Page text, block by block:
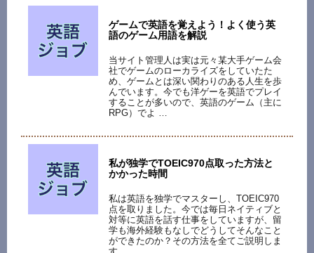
ゲームで英語を覚えよう！よく使う英
語のゲーム用語を解説
当サイト管理人は実は元々某大手ゲーム会
社でゲームのローカライズをしていたた
め、ゲームとは深い関わりのある人生を歩
んでいます。今でも洋ゲーを英語でプレイ
することが多いので、英語のゲーム（主に
RPG）でよ …
私が独学でTOEIC970点取った方法と
かかった時間
私は英語を独学でマスターし、TOEIC970
点を取りました。今では毎日ネイティブと
対等に英語を話す仕事をしていますが、留
学も海外経験もなしでどうしてそんなこと
ができたのか？その方法を全てご説明しま